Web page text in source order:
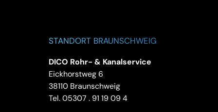
STANDORT BRAUNSCHWEIG
DICO Rohr- & Kanalservice
Eickhorstweg 6
38110 Braunschweig
Tel.05307 . 91 19 09 4